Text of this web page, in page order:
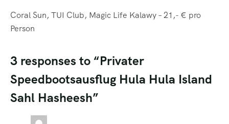
Coral Sun, TUI Club, Magic Life Kalawy – 21,- € pro
Person
3 responses to “Privater
Speedbootsausflug Hula Hula Island
Sahl Hasheesh”